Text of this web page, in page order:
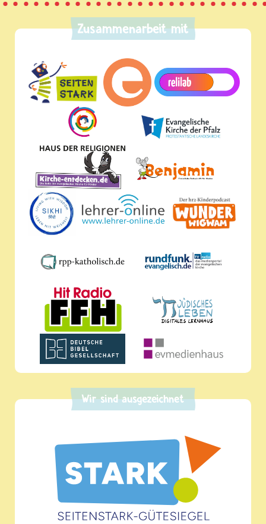
Zusammenarbeit mit
Wir sind ausgezeichnet